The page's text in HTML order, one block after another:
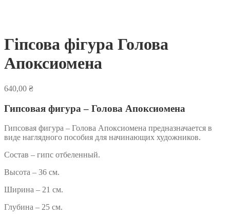
Гіпсова фігура Голова
Апоксиомена
640,00 ₴
Гипсовая фигура – Голова Апоксиомена
Гипсовая фигура – Голова Апоксиомена предназначается в
виде наглядного пособия для начинающих художников.
Состав – гипс отбеленный.
Высота – 36 см.
Ширина – 21 см.
Глубина – 25 см.